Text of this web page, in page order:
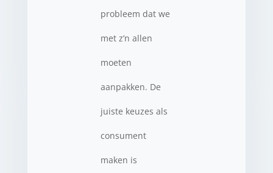
probleem dat we
met z’n allen
moeten
aanpakken. De
juiste keuzes als
consument
maken is